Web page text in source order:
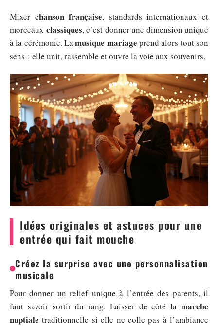
Mixer chanson française, standards internationaux et
morceaux classiques, c’est donner une dimension unique
à la cérémonie. Lamusique mariage prend alors tout son
sens : elle unit, rassemble et ouvre la voie aux souvenirs.
Idées originales et astuces pour une
entrée qui fait mouche
Créez la surprise avec une personnalisation
musicale
Pour donner un relief unique à l’entrée des parents, il
faut savoir sortir du rang. Laisser de côté la marche
nuptiale traditionnelle si elle ne colle pas à l’ambiance